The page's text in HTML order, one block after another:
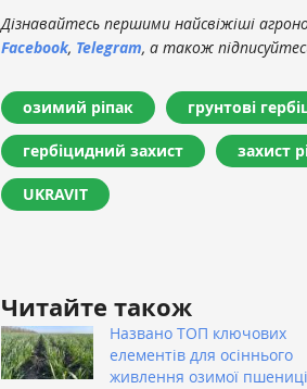
Дізнавайтесь першими найсвіжіші
Facebook, Telegram, а також
озимий ріпак грунтові
гербіцидний захист захист
UKRAVIT
Читайте також
Названо ТОП ключових
елементів для осіннього
живлення озимої пшениці